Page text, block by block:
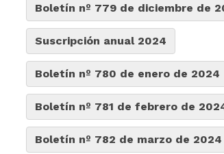
Boletín nº 779 de diciembre de
Suscripción anual 2024
Boletín nº 780 de enero de 2024
Boletín nº 781 de febrero de
Boletín nº 782 de marzo de 2024